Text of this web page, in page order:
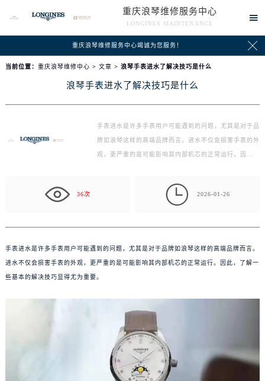
重庆浪琴维修服务中心
LONGINES MAINTENANCE

重庆浪琴维修服务中心竭诚为您服务！ 
当前位置： 重庆浪琴维修中心 > 文章 > 浪琴手表进水了解决技巧是什么
浪琴手表进水了解决技巧是什么
手表进水是许多手表用户可能遇到的问题，尤其是对于品
牌如浪琴这样的高端品牌而言。进水不仅会损害手表的外
观，更严重的是可能影响其内部机芯的正常运行。因…
36次  2026-01-26
手表进水是许多手表用户可能遇到的问题，尤其是对于品牌如浪琴这样的高端品牌而言。
进水不仅会损害手表的外观，更严重的是可能影响其内部机芯的正常运行。因此，了解一
些基本的解决技巧显得尤为重要。